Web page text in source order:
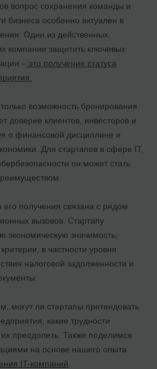
вопрос сохранения команды и
бизнеса особенно актуален в
Один из действенных
компании защитить ключевых
– это получение статуса
возможность бронирования
доверие клиентов, инвесторов и
о финансовой дисциплине и
Для стартапов в сфере IT,
он может стать
получения связана с рядом
вызовов. Стартапу
экономическую значимость,
в частности уровня
налоговой задолженности и
могут ли стартапы претендовать
какие трудности
преодолеть. Также поделимся
на основе нашего опыта
IT-компаний